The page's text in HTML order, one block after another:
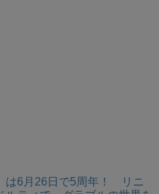
は6月26日で5周年！ リニ